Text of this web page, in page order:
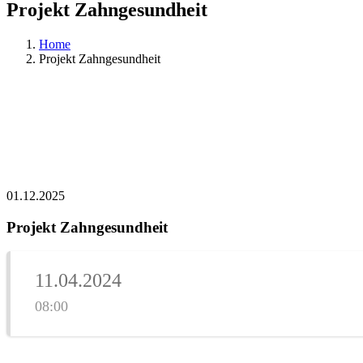
Projekt Zahngesundheit
Home
Projekt Zahngesundheit
01.12.2025
Projekt Zahngesundheit
11.04.2024
08:00